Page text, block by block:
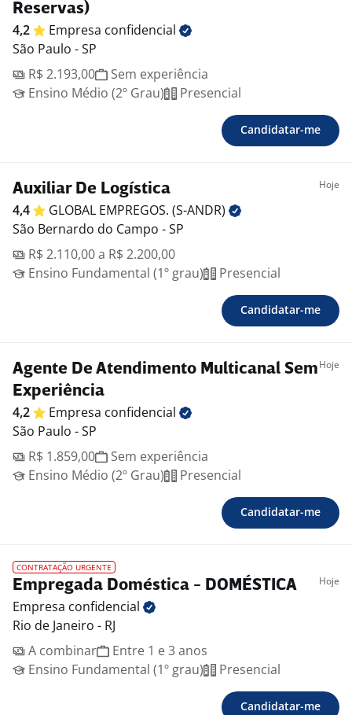
Reservas)
4,2 Empresa confidencial
São Paulo - SP
R$ 2.193,00
Sem experiência
Ensino Médio (2º Grau)
Presencial
Candidatar-me
Auxiliar De Logística Hoje
4,4 GLOBAL EMPREGOS. (S-ANDR)
São Bernardo do Campo - SP
R$ 2.110,00 a R$ 2.200,00
Ensino Fundamental (1º grau)
Presencial
Candidatar-me
Agente De Atendimento Multicanal Sem
Experiência
Hoje
4,2 Empresa confidencial
São Paulo - SP
R$ 1.859,00
Sem experiência
Ensino Médio (2º Grau)
Presencial
Candidatar-me
CONTRATAÇÃO URGENTE
Empregada Doméstica - DOMÉSTICA Hoje
Empresa confidencial
Rio de Janeiro - RJ
A combinar
Entre 1 e 3 anos
Ensino Fundamental (1º grau)
Presencial
Candidatar-me